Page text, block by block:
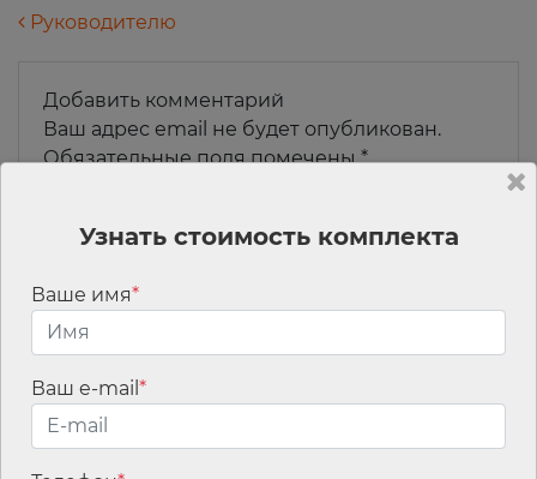
Навигация по записям
Руководителю
Добавить комментарий
Ваш адрес email не будет опубликован.
Обязательные поля помечены*
Имя*
Узнать стоимость комплекта
Ваше имя*
Ваш e-mail *